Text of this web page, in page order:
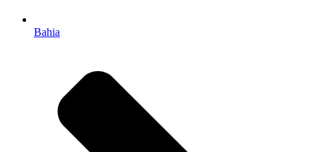
Bahia